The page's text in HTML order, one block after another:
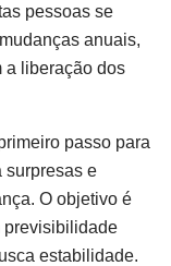
pessoas se
anuais,
a liberação dos
passo para
surpresas e
O objetivo é
previsibilidade
estabilidade.